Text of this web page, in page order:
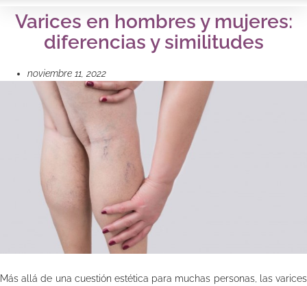
Varices en hombres y mujeres:
diferencias y similitudes
noviembre 11, 2022
Más allá de una cuestión estética para muchas personas, las varices